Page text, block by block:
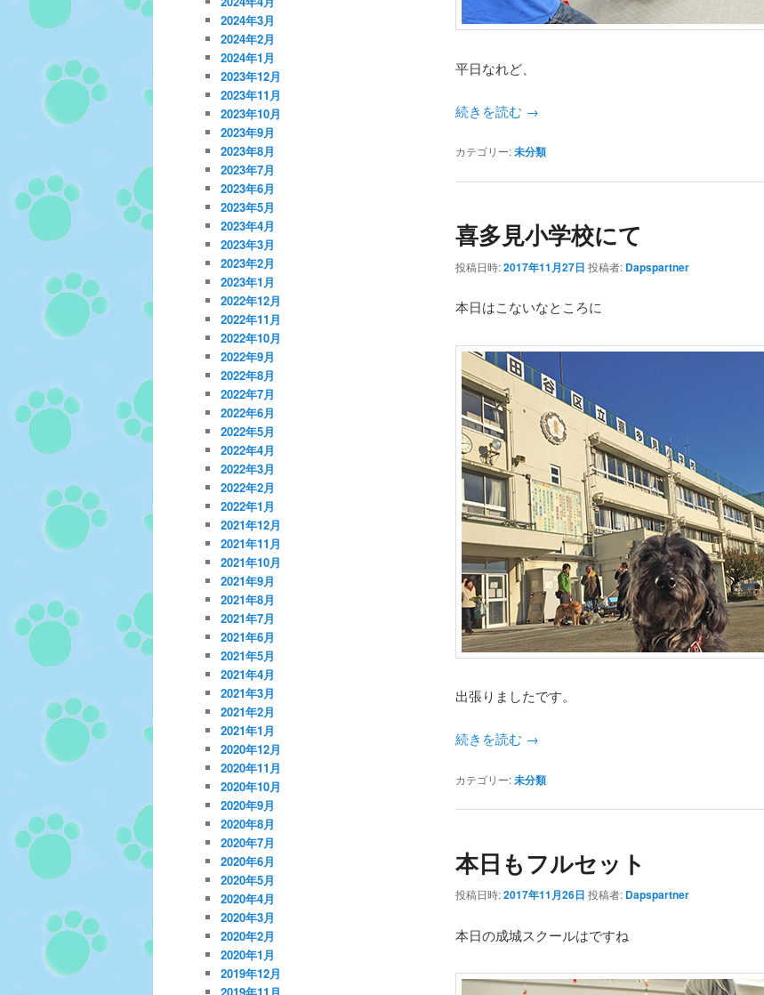
平日なれど、
続きを読む →
カテゴリー:未分類
喜多見小学校にて
投稿日時:2017年11月27日 投稿者: Dapspartner
本日はこないなところに
出張りましたです。
続きを読む →
カテゴリー:未分類
本日もフルセット
投稿日時:2017年11月26日 投稿者: Dapspartner
本日の成城スクールはですね
2024年3月
2024年2月
2024年1月
2023年12月
2023年11月
2023年10月
2023年9月
2023年8月
2023年7月
2023年6月
2023年5月
2023年4月
2023年3月
2023年2月
2023年1月
2022年12月
2022年11月
2022年10月
2022年9月
2022年8月
2022年7月
2022年6月
2022年5月
2022年4月
2022年3月
2022年2月
2022年1月
2021年12月
2021年11月
2021年10月
2021年9月
2021年8月
2021年7月
2021年6月
2021年5月
2021年4月
2021年3月
2021年2月
2021年1月
2020年12月
2020年11月
2020年10月
2020年9月
2020年8月
2020年7月
2020年6月
2020年5月
2020年4月
2020年3月
2020年2月
2020年1月
2019年12月
2019年11月